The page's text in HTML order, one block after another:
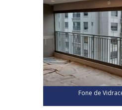
Fone de